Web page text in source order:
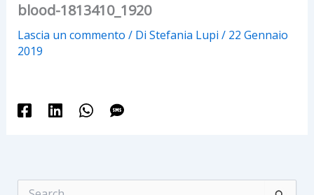
blood-1813410_1920
Lascia un commento / Di Stefania Lupi / 22 Gennaio
2019